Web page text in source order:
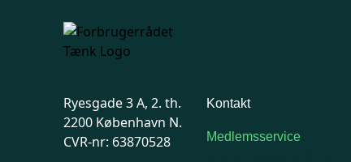
Ryesgade 3 A, 2. th.
2200 København N.
CVR-nr: 63870528
Kontakt
Medlemsservice